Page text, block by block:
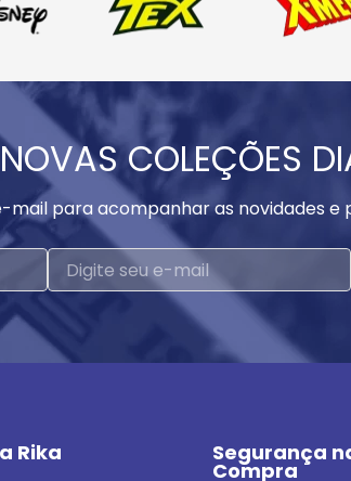
COLEÇÕES
mail para acompanhar as novidades e
Rika Segurança
Compra